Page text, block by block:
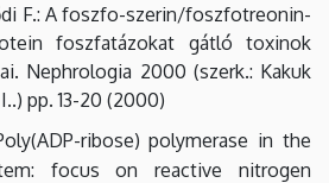
F.: A foszfo-szerin/foszfotreonin-
foszfatázokat gátló toxinok
Nephrologia 2000 (szerk.: Kakuk
pp. 13-20 (2000)
ribose) polymerase in the
focus on reactive nitrogen